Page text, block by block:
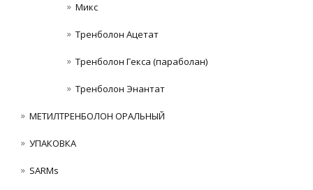
Микс
Тренболон Ацетат
Тренболон Гекса (параболан)
Тренболон Энантат
МЕТИЛТРЕНБОЛОН ОРАЛЬНЫЙ
УПАКОВКА
SARMs